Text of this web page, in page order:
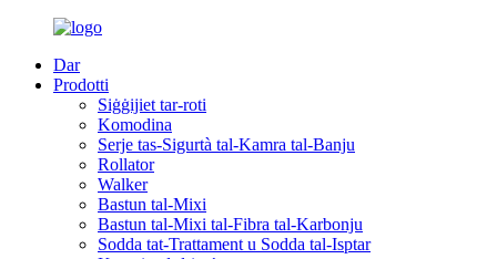
Dar
Prodotti
Siġġijiet tar-roti
Komodina
Serje tas-Sigurtà tal-Kamra tal-Banju
Rollator
Walker
Bastun tal-Mixi
Bastun tal-Mixi tal-Fibra tal-Karbonju
Sodda tat-Trattament u Sodda tal-Isptar